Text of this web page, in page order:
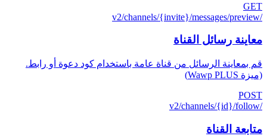
GET
/v2/channels/{invite}/messages/preview
معاينة رسائل القناة
قم بمعاينة الرسائل من قناة عامة باستخدام كود دعوة أو رابط.
(ميزة Wawp PLUS)
POST
/v2/channels/{id}/follow
متابعة القناة